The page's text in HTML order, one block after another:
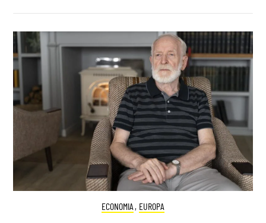
ECONOMIA , EUROPA